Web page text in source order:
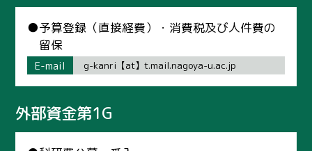
●予算登録（直接経費）・消費税及び人件費の
留保
E-mail g-kanri【at】t.mail.nagoya-u.ac.jp
外部資金第1G